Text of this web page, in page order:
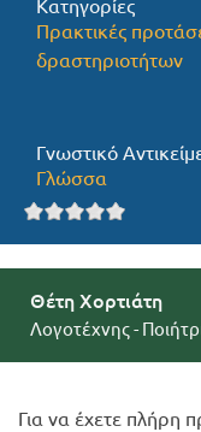
Προσφορές
Κατηγορίες
Πρακτικές
δραστηριοτήτων
Γνωστικό
Γλώσσα
Θέτη Χορτιάτη
Λογοτέχνης -
Για να έχετε πλήρη